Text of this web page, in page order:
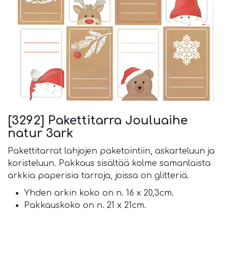
[3292] Pakettitarra Jouluaihe
natur 3ark
Pakettitarrat lahjojen paketointiin, askarteluun ja
koristeluun. Pakkaus sisältää kolme samanlaista
arkkia paperisia tarroja, joissa on glitteriä.
Yhden arkin koko on n. 16 x 20,3cm.
Pakkauskoko on n. 21 x 21cm.